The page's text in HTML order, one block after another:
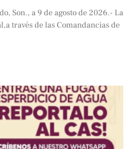
Son., a 9 de agosto de 2026.- La
través de las Comandancias de